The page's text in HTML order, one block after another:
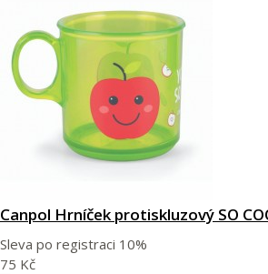
Canpol Hrníček protiskluzový SO
Sleva po registraci 10%
75 Kč